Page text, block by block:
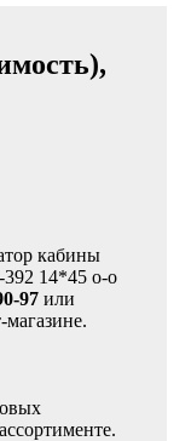
кабины
392 14*45 o-o
97 или
магазине.